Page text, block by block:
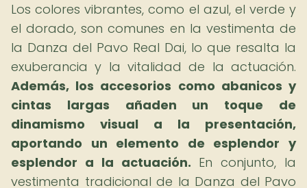
Los colores vibrantes, como el azul, el verde y
el dorado, son comunes en la vestimenta de
la Danza del Pavo Real Dai, lo que resalta la
exuberancia y la vitalidad de la actuación.
Además, los accesorios como abanicos y
cintas largas añaden un toque de
dinamismo visual a la presentación,
aportando un elemento de esplendor y
esplendor a la actuación. En conjunto, la
vestimenta tradicional de la Danza del Pavo